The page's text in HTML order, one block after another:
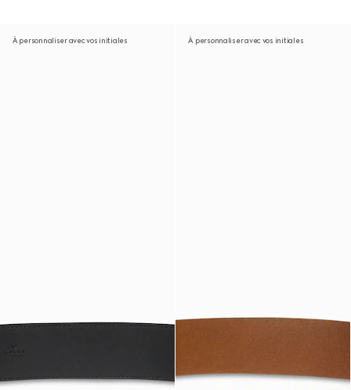
À personnaliser avec vos initiales À personnaliser avec vos initiales